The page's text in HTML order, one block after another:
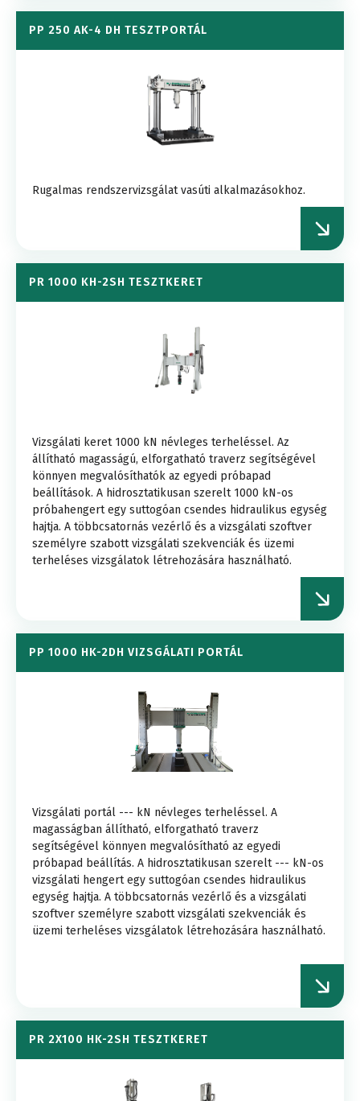
PP 250 AK-4 DH TESZTPORTÁL
Rugalmas rendszervizsgálat vasúti alkalmazásokhoz.
PR 1000 KH-2SH TESZTKERET
Vizsgálati keret 1000 kN névleges terheléssel. Az
állítható magasságú, elforgatható traverz segítségével
könnyen megvalósíthatók az egyedi próbapad
beállítások. A hidrosztatikusan szerelt 1000 kN-os
próbahengert egy suttogóan csendes hidraulikus egység
hajtja. A többcsatornás vezérlő és a vizsgálati szoftver
személyre szabott vizsgálati szekvenciák és üzemi
terheléses vizsgálatok létrehozására használható.
PP 1000 HK-2DH VIZSGÁLATI PORTÁL
Vizsgálati portál --- kN névleges terheléssel. A
magasságban állítható, elforgatható traverz
segítségével könnyen megvalósítható az egyedi
próbapad beállítás. A hidrosztatikusan szerelt --- kN-os
vizsgálati hengert egy suttogóan csendes hidraulikus
egység hajtja. A többcsatornás vezérlő és a vizsgálati
szoftver személyre szabott vizsgálati szekvenciák és
üzemi terheléses vizsgálatok létrehozására használható.
PR 2X100 HK-2SH TESZTKERET